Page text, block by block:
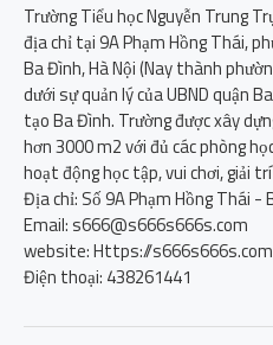
Trường Tiểu học Nguyễn Trung
địa chỉ tại 9A Phạm Hồng Thái,
Ba Đình, Hà Nội (Nay thành
dưới sự quản lý của UBND quận
tạo Ba Đình. Trường được xây
hơn 3000 m2 với đủ các phòng
hoạt động học tập, vui chơi, giải
Địa chỉ: Số 9A Phạm Hồng Thái -
Email: s666@s666s666s.com
website: Https://
Điện thoại: 438261441